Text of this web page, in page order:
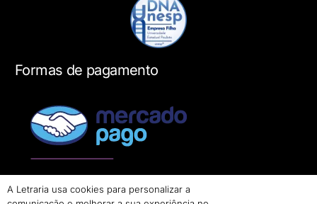
Formas de pagamento
A Letraria usa cookies para personalizar a